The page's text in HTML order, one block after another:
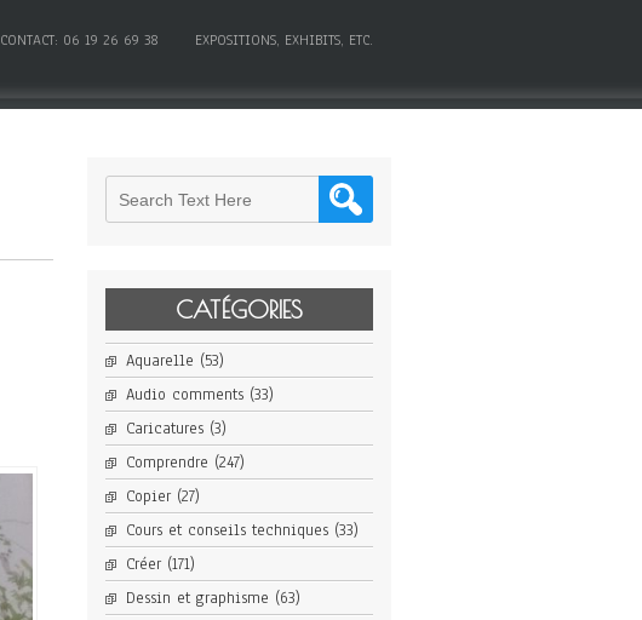
CONTACT: 06 19 26 69 38 EXPOSITIONS, EXHIBITS, ETC.
CATÉGORIES
Aquarelle (53)
Audio comments(33)
Caricatures(3)
Comprendre (247)
Copier(27)
Cours et conseils techniques(33)
Créer(171)
Dessin et graphisme (63)